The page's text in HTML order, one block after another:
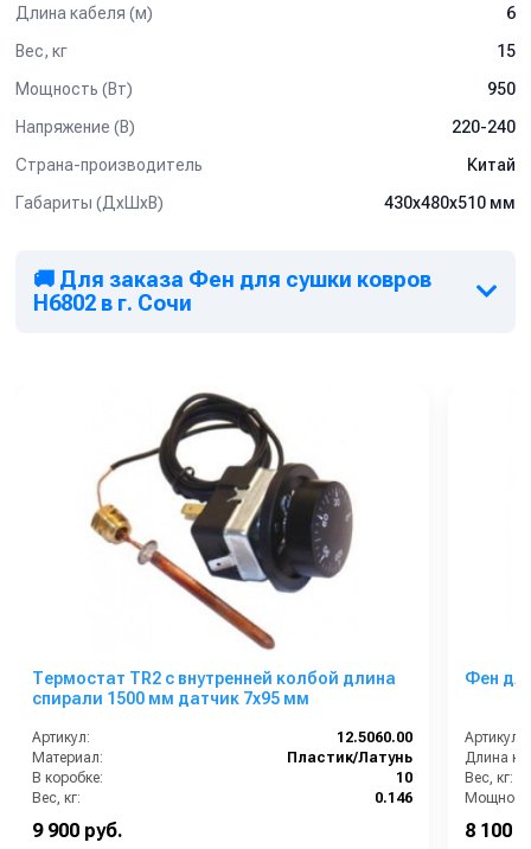
покрытий и ковров используется только холодный воздух, так
изменению цвета и деформации ковра.
Длина кабеля (м)
6
Вес, кг
15
Мощность (Вт)
950
Напряжение (В)
220-240
Страна-производитель
Китай
Габариты (ДхШхВ)
430х480х510 мм
🚚 Для заказа Фен для сушки ковров
H6802 в г. Сочи
Термостат TR2 с внутренней колбой длина
спирали 1500 мм датчик 7x95 мм
Артикул:
12.5060.00
Материал:
Пластик/Латунь
В коробке:
10
Вес, кг:
0.146
Габаритные размеры, мм:
Давление (бар):
9 900 руб.
Фен
Артикул:
Длина
Вес, кг:
Страна-
8 100